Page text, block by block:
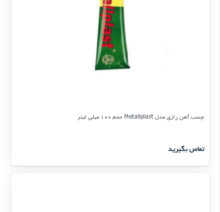
چسب آهن رازی مدل Metallplast حجم 100 میلی لیتر
تماس بگیرید